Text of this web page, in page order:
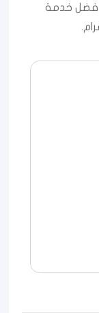
وأفضل خدمة